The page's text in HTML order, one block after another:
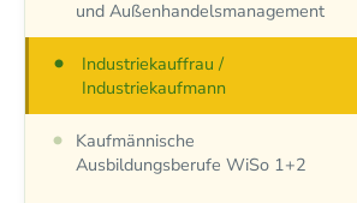
und Außenhandelsmanagement
Industriekauffrau /
Industriekaufmann
Kaufmännische
Ausbildungsberufe WiSo 1+2